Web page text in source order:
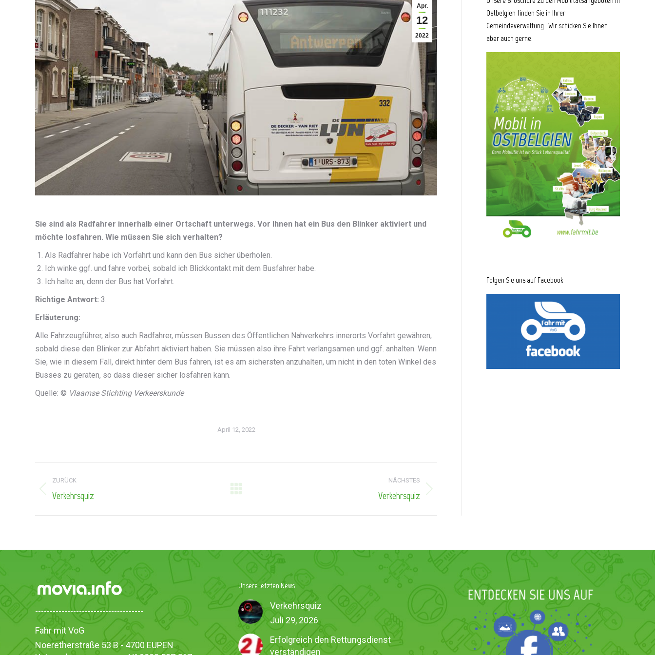
Apr.
12
2022
Sie sind als Radfahrer innerhalb einer Ortschaft unterwegs. Vor Ihnen hat ein Bus den Blinker aktiviert und
möchte losfahren. Wie müssen Sie sich verhalten?
Als Radfahrer habe ich Vorfahrt und kann den Bus sicher überholen.
Ich winke ggf. und fahre vorbei, sobald ich Blickkontakt mit dem Busfahrer habe.
Ich halte an, denn der Bus hat Vorfahrt.
Richtige Antwort: 3.
Erläuterung:
Alle Fahrzeugführer, also auch Radfahrer, müssen Bussen des Öffentlichen Nahverkehrs innerorts Vorfahrt gewähren,
sobald diese den Blinker zur Abfahrt aktiviert haben. Sie müssen also ihre Fahrt verlangsamen und ggf. anhalten. Wenn
Sie, wie in diesem Fall, direkt hinter dem Bus fahren, ist es am sichersten anzuhalten, um nicht in den toten Winkel des
Busses zu geraten, so dass dieser sicher losfahren kann.
Quelle: © Vlaamse Stichting Verkeerskunde
April 12, 2022
Kommentarnavigation
ZURÜCK
Vorheriger
Verkehrsquiz
NÄCHSTES
Verkehrsquiz
Ostbelgien finden Sie in Ihrer
Gemeindeverwaltung. Wir schicken Sie Ihnen
aber auch gerne.
Folgen Sie uns auf Facebook
-------------------------------------
Fahr mit VoG
Noeretherstraße 53 B - 4700 EUPEN
Unsere letzten News
Verkehrsquiz
Juli 29, 2026
Erfolgreich den Rettungsdienst
verständigen